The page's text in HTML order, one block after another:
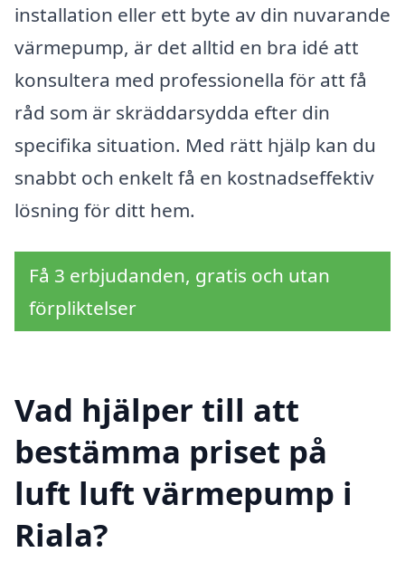
installation eller ett byte av din nuvarande
värmepump, är det alltid en bra idé att
konsultera med professionella för att få
råd som är skräddarsydda efter din
specifika situation. Med rätt hjälp kan du
snabbt och enkelt få en kostnadseffektiv
lösning för ditt hem.
Få 3 erbjudanden, gratis och utan
förpliktelser
Vad hjälper till att
bestämma priset på
luft luft värmepump i
Riala?